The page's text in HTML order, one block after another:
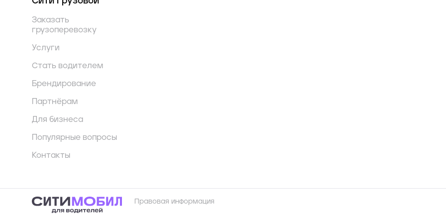
Заказать
грузоперевозку
Услуги
Стать водителем
Брендирование
Партнёрам
Для бизнеса
Популярные вопросы
Контакты
Правовая информация